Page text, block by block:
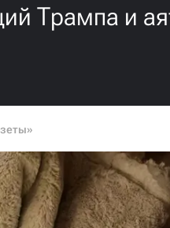
Трампа и